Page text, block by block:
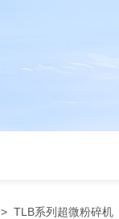
> TLB系列超微粉碎机